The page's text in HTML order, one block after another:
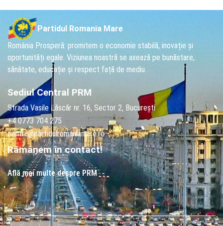
Partidul Romania Mare
România Prosperă: promitem o economie stabilă, inovație și
oportunități egale. Viziunea noastră se axează pe bunăstare,
sănătate, educație și respect față de mediu.
Sediul Central PRM
Strada Vasile Lăscăr nr. 16, Sector 2, București
+4 0773 704 275
centru@partidulromaniamare.ro
Rămânem în contact!
Află mai multe despre PRM